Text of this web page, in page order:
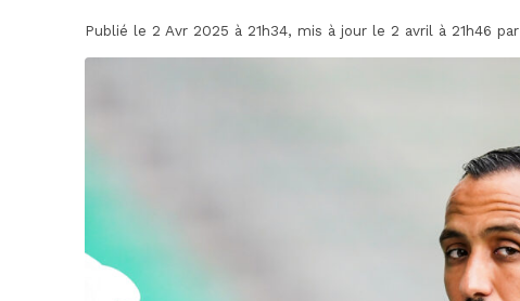
Publié le 2 Avr 2025 à 21h34, mis à jour le 2 avril à 21h46 par